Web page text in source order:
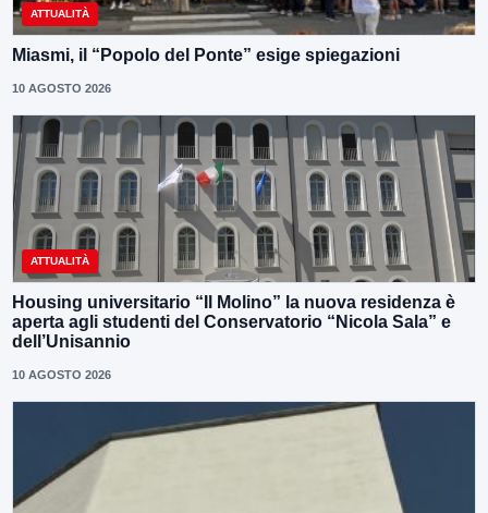
ATTUALITÀ
Miasmi, il “Popolo del Ponte” esige spiegazioni
10 AGOSTO 2026
ATTUALITÀ
Housing universitario “Il Molino” la nuova residenza è
aperta agli studenti del Conservatorio “Nicola Sala” e
dell’Unisannio
10 AGOSTO 2026